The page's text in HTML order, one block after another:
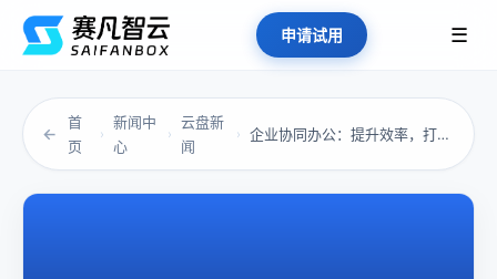
申请试用 ☰
←
首
页
›
新闻中
心
›
云盘新
闻
› 企业协同办公：提升效率，打破协作瓶颈